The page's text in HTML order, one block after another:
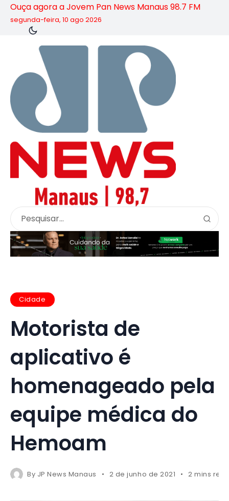
Ouça agora a Jovem Pan News Manaus 98.7 FM
segunda-feira, 10 ago 2026
Cidade
Motorista de
aplicativo é
homenageado pela
equipe médica do
Hemoam
By JP News Manaus 2 de junho de 2021 2 mins